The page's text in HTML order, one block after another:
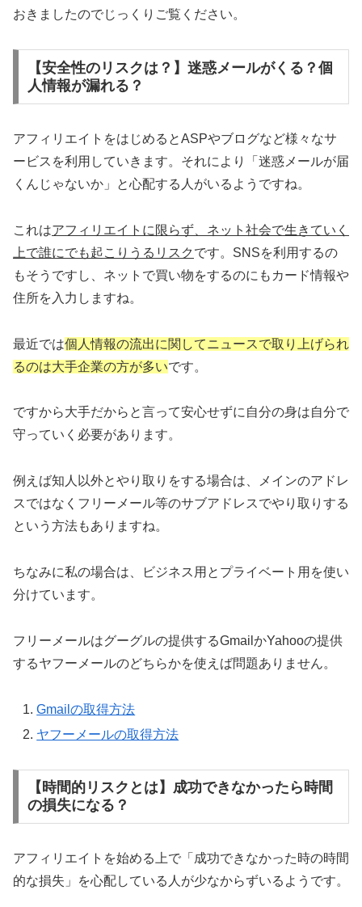
おきましたのでじっくりご覧ください。
【安全性のリスクは？】迷惑メールがくる？個
人情報が漏れる？
アフィリエイトをはじめるとASPやブログなど様々なサ
ービスを利用していきます。それにより「迷惑メールが届
くんじゃないか」と心配する人がいるようですね。
これはアフィリエイトに限らず、ネット社会で生きていく
上で誰にでも起こりうるリスク です。SNSを利用するの
もそうですし、ネットで買い物をするのにもカード情報や
住所を入力しますね。
最近では個人情報の流出に関してニュースで取り上げられ
るのは大手企業の方が多いです。
ですから大手だからと言って安心せずに自分の身は自分で
守っていく必要があります。
例えば知人以外とやり取りをする場合は、メインのアドレ
スではなくフリーメール等のサブアドレスでやり取りする
という方法もありますね。
ちなみに私の場合は、ビジネス用とプライベート用を使い
分けています。
フリーメールはグーグルの提供するGmailかYahooの提供
するヤフーメールのどちらかを使えば問題ありません。
Gmailの取得方法
ヤフーメールの取得方法
【時間的リスクとは】成功できなかったら時間
の損失になる？
アフィリエイトを始める上で「成功できなかった時の時間
的な損失」を心配している人が少なからずいるようです。